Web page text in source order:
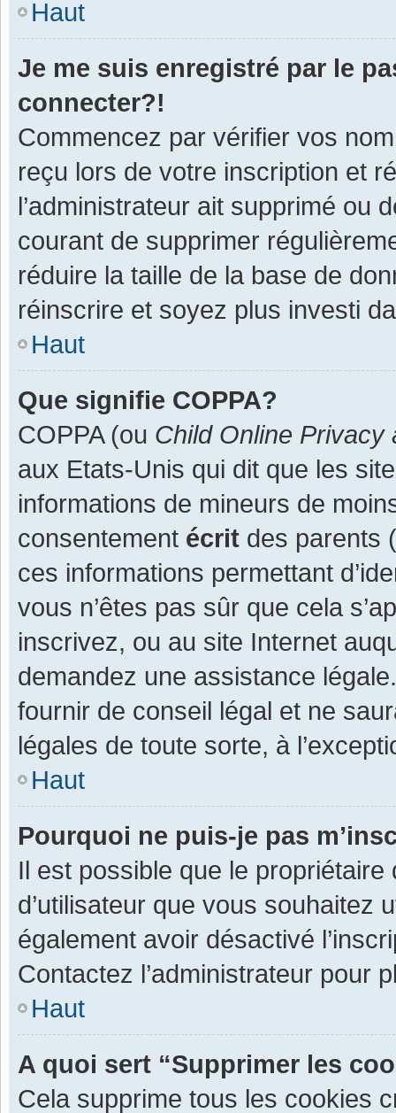
Haut
Je me suis enregistré par le
connecter?!
Commencez par vérifier vos
reçu lors de votre inscription et
l’administrateur ait supprimé ou
courant de supprimer
réduire la taille de la base de
réinscrire et soyez plus investi
Haut
Que signifie COPPA?
COPPA (ou Child Online Privacy
aux Etats-Unis qui dit que les
informations de mineurs de
consentement écrit des parents
ces informations permettant
vous n’êtes pas sûr que cela
inscrivez, ou au site Internet
demandez une assistance
fournir de conseil légal et ne
légales de toute sorte, à
Haut
Pourquoi ne puis-je pas
Il est possible que le
d’utilisateur que vous souhaitez
également avoir désactivé
Contactez l’administrateur pour
Haut
A quoi sert “Supprimer les
Cela supprime tous les cookies